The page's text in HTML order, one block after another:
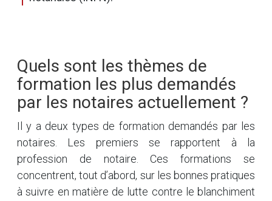
Quels sont les thèmes de
formation les plus demandés
par les notaires actuellement ?
Il y a deux types de formation demandés par les
notaires. Les premiers se rapportent à la
profession de notaire. Ces formations se
concentrent, tout d’abord, sur les bonnes pratiques
à suivre en matière de lutte contre le blanchiment